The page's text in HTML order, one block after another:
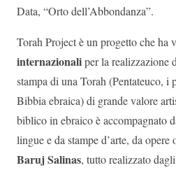
Data, “Orto dell’Abbondanza”.
Torah Project è un progetto che ha
internazionaliper la realizzazione
stampa di una Torah (Pentateuco,
Bibbia ebraica) di grande valore
biblico in ebraico è accompagnato
lingue e da stampe d’arte, da
Baruj Salinas, tutto realizzato dagli